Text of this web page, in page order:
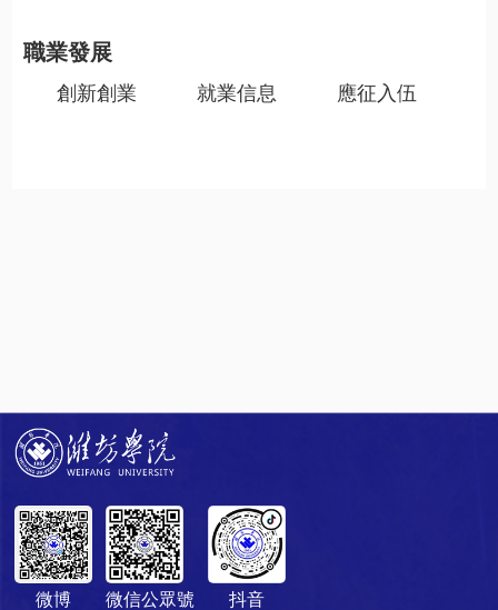
職業發展
創新創業 就業信息 應征入伍
微博 微信公眾號 抖音